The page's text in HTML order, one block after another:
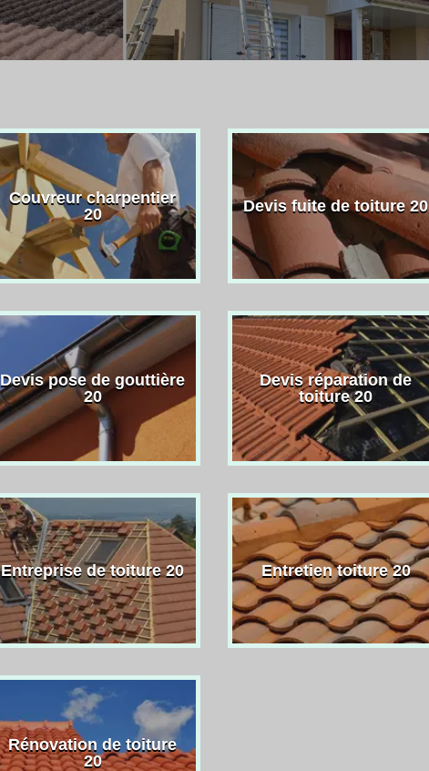
Couvreur charpentier
20
Devis fuite de toiture 20
Devis pose de gouttière
20
Devis réparation de
toiture 20
Entreprise de toiture 20 Entretien toiture 20
Rénovation de toiture
20